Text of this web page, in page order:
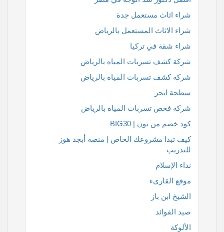
شراء اثاث مستعمل جدة
شراء الاثاث المستعمل بالرياض
شراء شقة في تركيا
شركة كشف تسربات المياه بالرياض
شركه كشف تسربات المياه بالرياض
سطحة ابحر
شركة فحص تسربات المياه بالرياض
كود خصم من نون | BIG30
كيف تبدا مشروعك الخاص | منصة أبجد هوز
للتدريب
نداء الإسلام
موقع القارىء
الشيخ ابن باز
صيد الفوائد
الألوكة